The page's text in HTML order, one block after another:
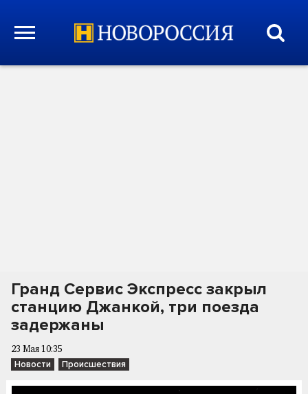
Гранд Сервис Экспресс закрыл
станцию Джанкой, три поезда
задержаны
23 Мая 10:35
Новости Происшествия